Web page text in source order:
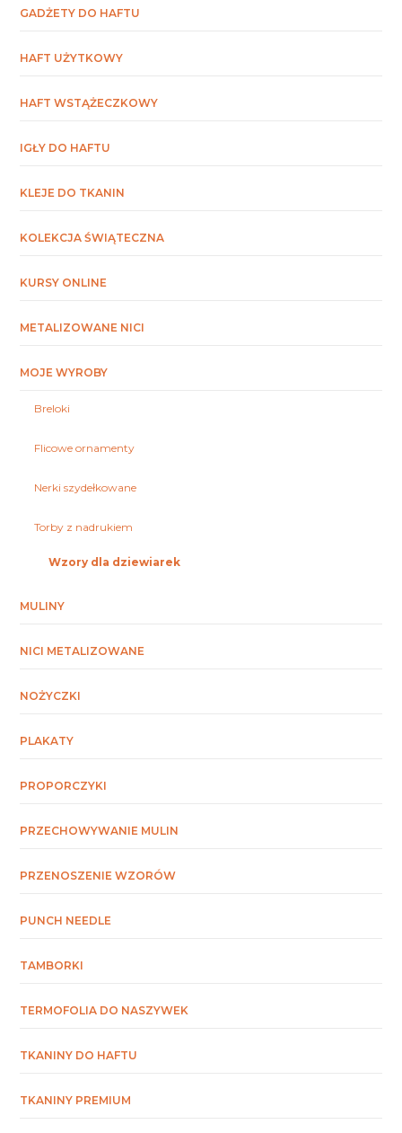
GADŻETY DO HAFTU
HAFT UŻYTKOWY
HAFT WSTĄŻECZKOWY
IGŁY DO HAFTU
KLEJE DO TKANIN
KOLEKCJA ŚWIĄTECZNA
KURSY ONLINE
METALIZOWANE NICI
MOJE WYROBY
Breloki
Flicowe ornamenty
Nerki szydełkowane
Torby z nadrukiem
Wzory dla dziewiarek
MULINY
NICI METALIZOWANE
NOŻYCZKI
PLAKATY
PROPORCZYKI
PRZECHOWYWANIE MULIN
PRZENOSZENIE WZORÓW
PUNCH NEEDLE
TAMBORKI
TERMOFOLIA DO NASZYWEK
TKANINY DO HAFTU
TKANINY PREMIUM